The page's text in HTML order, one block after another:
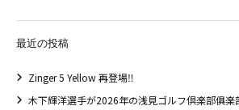
最近の投稿
Zinger 5 Yellow 再登場‼
木下輝洋選手が2026年の浅見ゴルフ倶楽部俱楽